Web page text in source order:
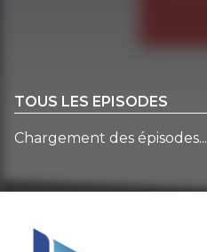
TOUS LES EPISODES
Chargement des épisodes...